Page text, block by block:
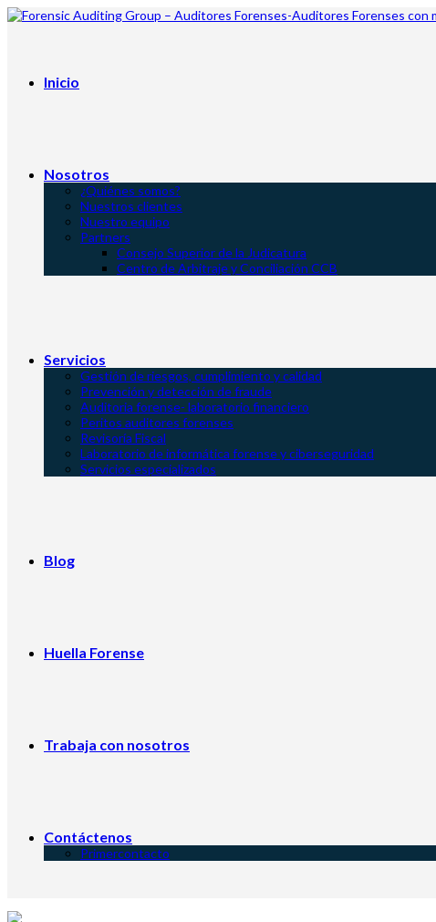
Inicio
Nosotros
¿Quiénes somos?
Nuestros clientes
Nuestro equipo
Partners
Consejo Superior de la Judicatura
Centro de Arbitraje y Conciliación CCB
Servicios
Gestión de riesgos, cumplimiento y calidad
Prevención y detección de fraude
Auditoria forense- laboratorio financiero
Peritos auditores forenses
Revisoría Fiscal
Laboratorio de informática forense y ciberseguridad
Servicios especializados
Blog
Huella Forense
Trabaja con nosotros
Contáctenos
Primercontacto